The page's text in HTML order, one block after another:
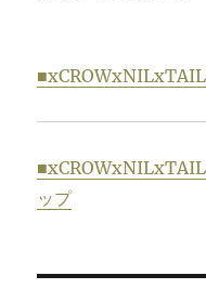
ップ